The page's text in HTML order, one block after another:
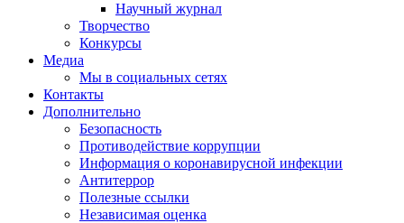
Научный журнал
Творчество
Конкурсы
Медиа
Мы в социальных сетях
Контакты
Дополнительно
Безопасность
Противодействие коррупции
Информация о коронавирусной инфекции
Антитеррор
Полезные ссылки
Независимая оценка